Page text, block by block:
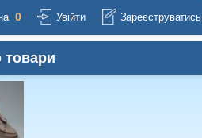
0 Увійти Зареєструватись
товари